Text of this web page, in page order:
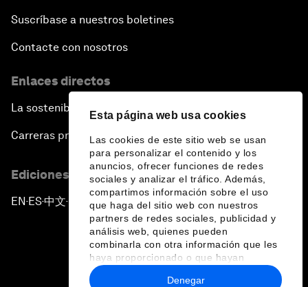
Esta página web usa cookies
Las cookies de este sitio web se usan
para personalizar el contenido y los
anuncios, ofrecer funciones de redes
sociales y analizar el tráfico. Además,
compartimos información sobre el uso
que haga del sitio web con nuestros
partners de redes sociales, publicidad y
análisis web, quienes pueden
combinarla con otra información que les
haya proporcionado o que hayan
recopilado a partir del uso que haya
hecho de sus servicios.
Denegar
Suscríbase a nuestros boletines
Contacte con nosotros
Enlaces directos
La sostenibilidad en el Foro
Carreras profesionales
Ediciones en otros idiomas
EN ▪ ES▪中文▪ 日本語